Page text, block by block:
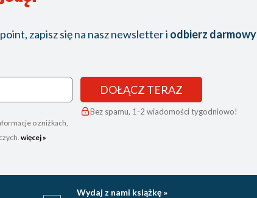
zapisz się na nasz newsletter i odbierz darmowy
o zniżkach,
więcej »
DOŁĄCZ TERAZ
Bez spamu, 1-2 wiadomości tygodniowo!
Wydaj z nami książkę »